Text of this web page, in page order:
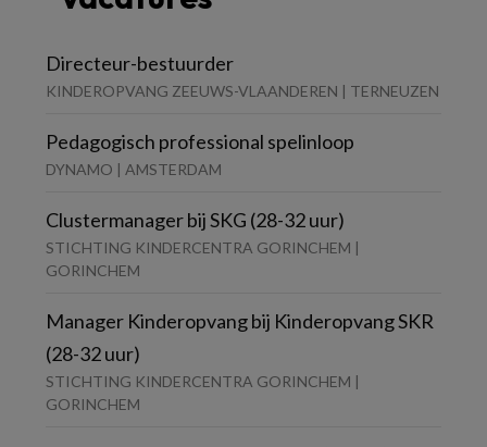
Directeur-bestuurder
KINDEROPVANG ZEEUWS-VLAANDEREN | TERNEUZEN
Pedagogisch professional spelinloop
DYNAMO | AMSTERDAM
Clustermanager bij SKG (28-32 uur)
STICHTING KINDERCENTRA GORINCHEM |
GORINCHEM
Manager Kinderopvang bij Kinderopvang SKR
(28-32 uur)
STICHTING KINDERCENTRA GORINCHEM |
GORINCHEM